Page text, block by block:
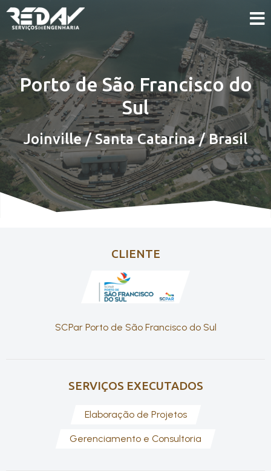
Porto de São Francisco do
Sul
Joinville / Santa Catarina / Brasil
CLIENTE
SCPar Porto de São Francisco do Sul
SERVIÇOS EXECUTADOS
Elaboração de Projetos
Gerenciamento e Consultoria